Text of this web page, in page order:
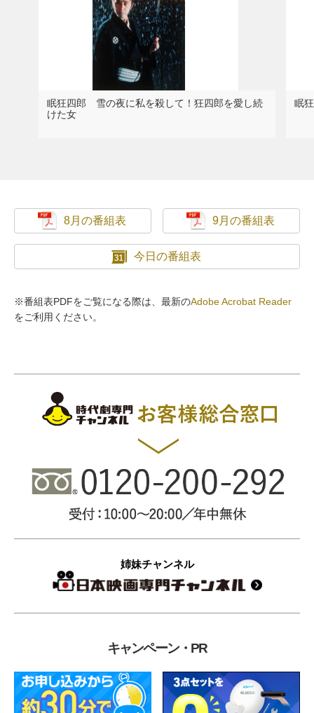
眠狂四郎 雪の夜に私を殺して！狂四郎を愛し続
けた女
眠
8月の番組表 9月の番組表
今日の番組表
※番組表PDFをご覧になる際は、最新のAdobe Acrobat Reader
をご利用ください。
姉妹チャンネル
キャンペーン・PR